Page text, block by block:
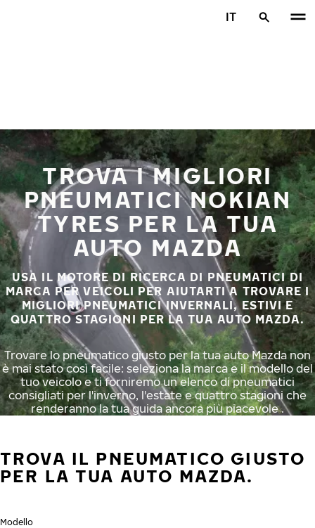
IT
TROVA I MIGLIORI
PNEUMATICI NOKIAN
TYRES PER LA TUA
AUTO MAZDA
USA IL MOTORE DI RICERCA DI PNEUMATICI DI
MARCA PER VEICOLI PER AIUTARTI A TROVARE I
MIGLIORI PNEUMATICI INVERNALI, ESTIVI E
QUATTRO STAGIONI PER LA TUA AUTO MAZDA.
Trovare lo pneumatico giusto per la tua auto Mazda non
è mai stato così facile: seleziona la marca e il modello del
tuo veicolo e ti forniremo un elenco di pneumatici
consigliati per l'inverno, l'estate e quattro stagioni che
renderanno la tua guida ancora più piacevole .
TROVA IL PNEUMATICO GIUSTO
PER LA TUA AUTO MAZDA.
Modello